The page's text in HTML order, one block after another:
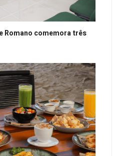
Romano comemora três